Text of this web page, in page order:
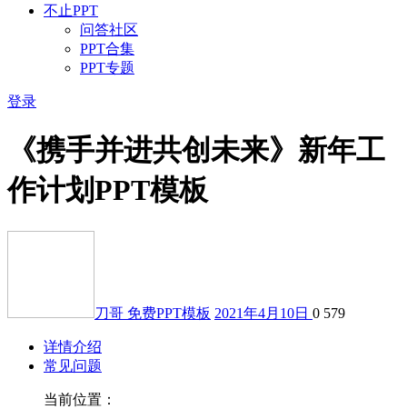
不止PPT
问答社区
PPT合集
PPT专题
登录
《携手并进共创未来》新年工
作计划PPT模板
刀哥 免费PPT模板 2021年4月10日 0 579
详情介绍
常见问题
当前位置：